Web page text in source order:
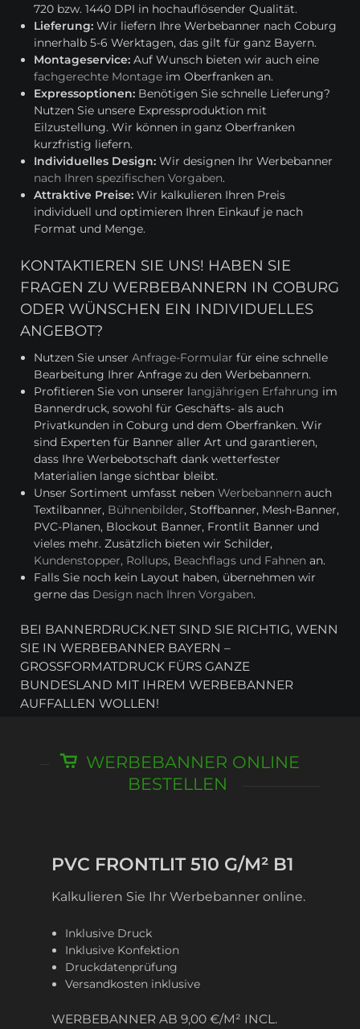
720 bzw. 1440 DPI in hochauflösender Qualität.
Lieferung:Wir liefern Ihre Werbebanner nach Coburg
innerhalb 5-6 Werktagen, das gilt für ganz Bayern.
Montageservice:Auf Wunsch bieten wir auch eine
fachgerechte Montage im Oberfranken an.
Expressoptionen: Benötigen Sie schnelle Lieferung?
Nutzen Sie unsere Expressproduktion mit
Eilzustellung. Wir können in ganz Oberfranken
kurzfristig liefern.
Individuelles Design:Wir designen Ihr Werbebanner
nach Ihren spezifischen Vorgaben.
Attraktive Preise:Wir kalkulieren Ihren Preis
individuell und optimieren Ihren Einkauf je nach
Format und Menge.
KONTAKTIEREN SIE UNS! HABEN SIE
FRAGEN ZU WERBEBANNERN IN COBURG
ODER WÜNSCHEN EIN INDIVIDUELLES
ANGEBOT?
Nutzen Sie unserAnfrage-Formular für eine schnelle
Bearbeitung Ihrer Anfrage zu den Werbebannern.
Profitieren Sie von unserer langjährigen Erfahrung im
Bannerdruck, sowohl für Geschäfts- als auch
Privatkunden in Coburg und dem Oberfranken. Wir
sind Experten für Banner aller Art und garantieren,
dass Ihre Werbebotschaft dank wetterfester
Materialien lange sichtbar bleibt.
Unser Sortiment umfasst nebenWerbebannern auch
Textilbanner, Bühnenbilder, Stoffbanner, Mesh-Banner,
PVC-Planen, Blockout Banner, Frontlit Banner und
vieles mehr. Zusätzlich bieten wir Schilder,
Kundenstopper, Rollups, Beachflags und Fahnen an.
Falls Sie noch kein Layout haben, übernehmen wir
gerne das Design nach Ihren Vorgaben.
BEI BANNERDRUCK.NET SIND SIE RICHTIG, WENN
SIE IN WERBEBANNER BAYERN –
GROSSFORMATDRUCK FÜRS GANZE B
UNDESLAND MIT IHREM WERBEBANNER A
UFFALLEN WOLLEN!
WERBEBANNER ONLINE
BESTELLEN
PVC FRONTLIT 510 G/M² B1
Kalkulieren Sie Ihr Werbebanner online.
Inklusive Druck
Inklusive Konfektion
Druckdatenprüfung
Versandkosten inklusive
WERBEBANNER AB 9,00 €/M² INCL.